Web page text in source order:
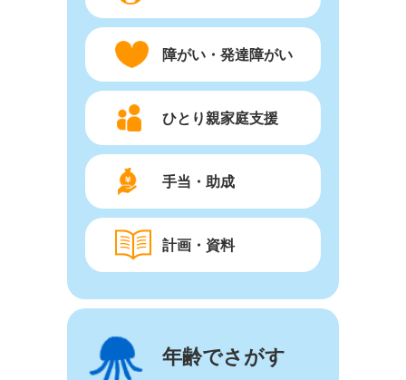
障がい・発達障がい
ひとり親家庭支援
手当・助成
計画・資料
年齢でさがす